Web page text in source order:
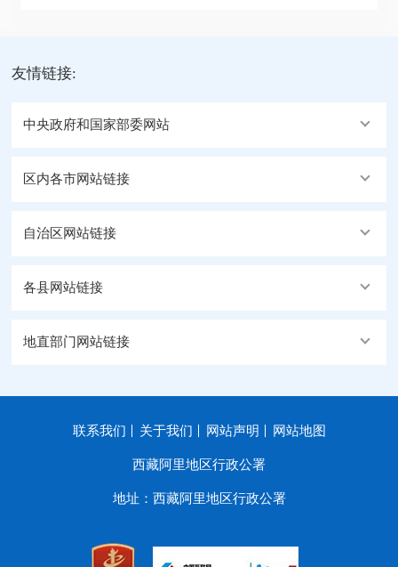
友情链接:
中央政府和国家部委网站
区内各市网站链接
自治区网站链接
各县网站链接
地直部门网站链接
联系我们 关于我们 网站声明 网站地图
西藏阿里地区行政公署
地址：西藏阿里地区行政公署